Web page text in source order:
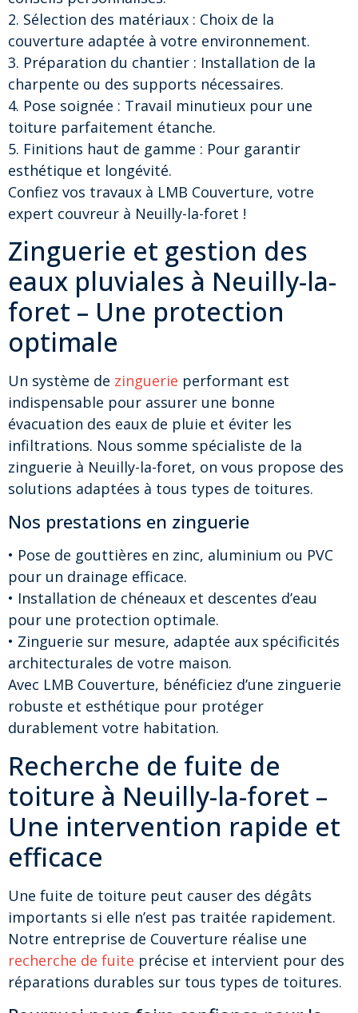
2. Sélection des matériaux : Choix de la
couverture adaptée à votre environnement.
3. Préparation du chantier : Installation de la
charpente ou des supports nécessaires.
4. Pose soignée : Travail minutieux pour une
toiture parfaitement étanche.
5. Finitions haut de gamme : Pour garantir
esthétique et longévité.
Confiez vos travaux à LMB Couverture, votre
expert couvreur à Neuilly-la-foret !
Zinguerie et gestion des
eaux pluviales à Neuilly-la-
foret – Une protection
optimale
Un système de zinguerie performant est
indispensable pour assurer une bonne
évacuation des eaux de pluie et éviter les
infiltrations. Nous somme spécialiste de la
zinguerie à Neuilly-la-foret, on vous propose des
solutions adaptées à tous types de toitures.
Nos prestations en zinguerie
• Pose de gouttières en zinc, aluminium ou PVC
pour un drainage efficace.
• Installation de chéneaux et descentes d’eau
pour une protection optimale.
• Zinguerie sur mesure, adaptée aux spécificités
architecturales de votre maison.
Avec LMB Couverture, bénéficiez d’une zinguerie
robuste et esthétique pour protéger
durablement votre habitation.
Recherche de fuite de
toiture à Neuilly-la-foret –
Une intervention rapide et
efficace
Une fuite de toiture peut causer des dégâts
importants si elle n’est pas traitée rapidement.
Notre entreprise de Couverture réalise une
recherche de fuite précise et intervient pour des
réparations durables sur tous types de toitures.